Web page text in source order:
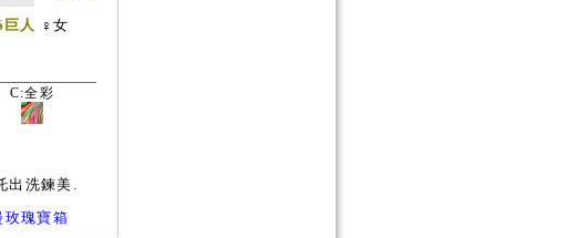
巨人 ♀女
C:全彩
出洗鍊美.
瑰寶箱